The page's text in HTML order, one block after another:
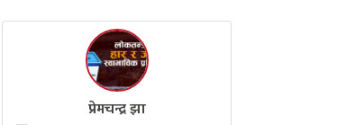
प्रेमचन्द्र झा